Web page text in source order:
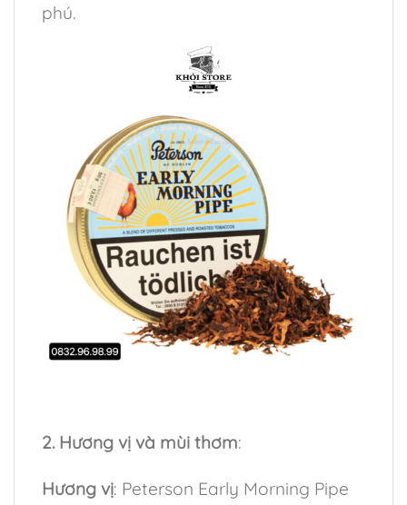
phú.
2. Hương vị và mùi thơm:
Hương vị: Peterson Early Morning Pipe